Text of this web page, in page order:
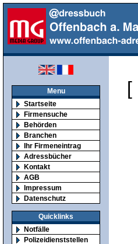
Menu
Startseite
Firmensuche
Behörden
Branchen
Ihr Firmeneintrag
Adressbücher
Kontakt
AGB
Impressum
Datenschutz
Quicklinks
Notfälle
Polizeidienststellen
[